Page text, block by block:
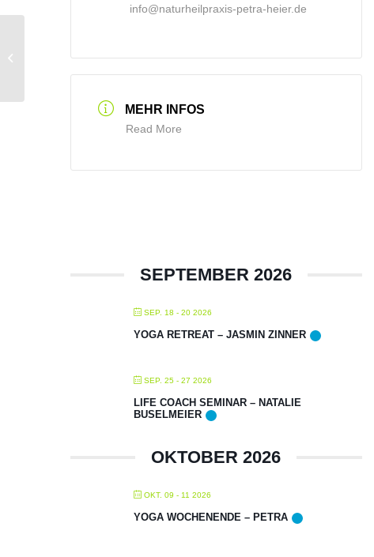
info@naturheilpraxis-petra-heier.de
MEHR INFOS
Read More
SEPTEMBER 2026
SEP. 18 - 20 2026
YOGA RETREAT – JASMIN ZINNER
SEP. 25 - 27 2026
LIFE COACH SEMINAR – NATALIE
BUSELMEIER
OKTOBER 2026
OKT. 09 - 11 2026
YOGA WOCHENENDE – PETRA
Health Mentoring